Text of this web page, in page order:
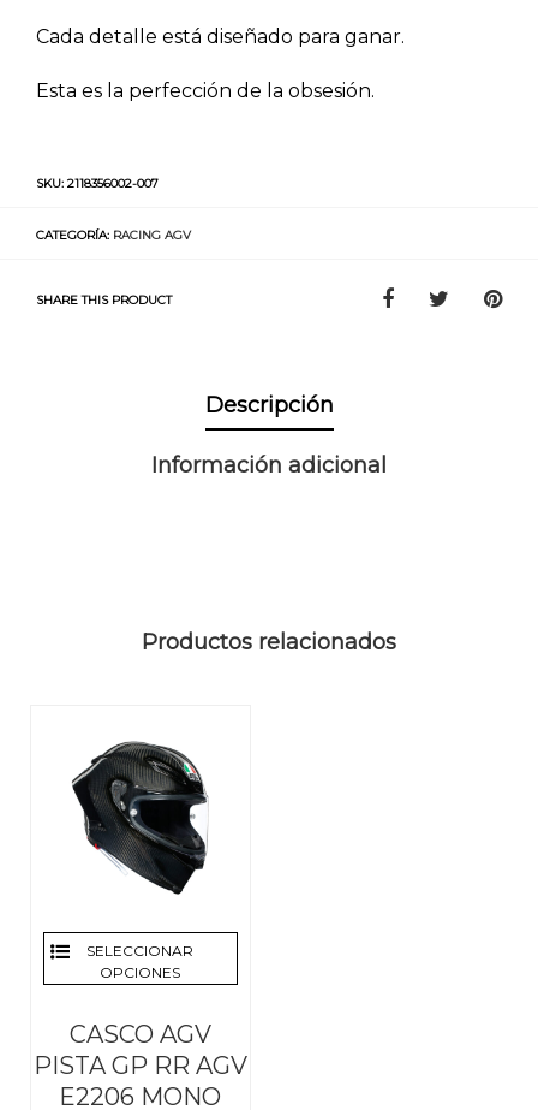
Cada detalle está diseñado para ganar.
Esta es la perfección de la obsesión.
SKU: 2118356002-007
CATEGORÍA: RACING AGV
SHARE THIS PRODUCT
Descripción
Información adicional
Productos relacionados
SELECCIONAR
OPCIONES
CASCO AGV
PISTA GP RR AGV
E2206 MONO